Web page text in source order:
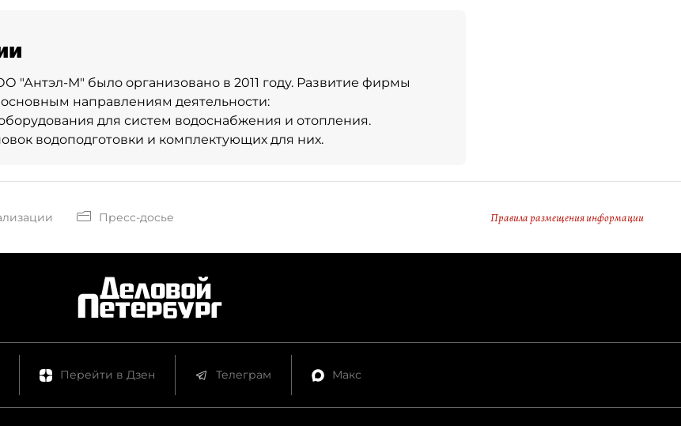
"Антэл-М" было организовано в 2011 году. Развитие фирмы
направлениям деятельности:
для систем водоснабжения и отопления.
водоподготовки и комплектующих для них.
Пресс-досье Правила размещения информации
Перейти в Дзен Телеграм Макс